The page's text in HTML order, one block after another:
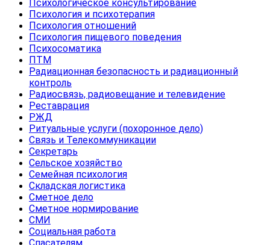
Психологическое консультирование
Психология и психотерапия
Психология отношений
Психология пищевого поведения
Психосоматика
ПТМ
Радиационная безопасность и радиационный
контроль
Радиосвязь, радиовещание и телевидение
Реставрация
РЖД
Ритуальные услуги (похоронное дело)
Связь и Телекоммуникации
Секретарь
Сельское хозяйство
Семейная психология
Складская логистика
Сметное дело
Сметное нормирование
СМИ
Социальная работа